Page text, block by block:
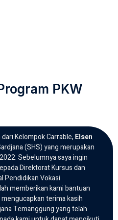
PKW
Kelompok Carrable, Elsen
(SHS) yang merupakan
Sebelumnya saya ingin
Direktorat Kursus dan
Pendidikan Vokasi
memberikan kami bantuan
terima kasih
Temanggung yang telah